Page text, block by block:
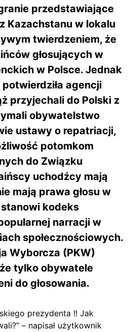
przedstawiające
Kazachstanu w lokalu
twierdzeniem, że
głosujących w
w Polsce. Jednak
agencji
przyjechali do Polski z
obywatelstwo
ustawy o repatriacji,
potomkom
do Związku
uchodźcy mają
mają prawa głosu w
kodeks
narracji w
społecznościowych.
Wyborcza (PKW)
tylko obywatele
do głosowania.
prezydenta !! Jak
” – napisał użytkownik